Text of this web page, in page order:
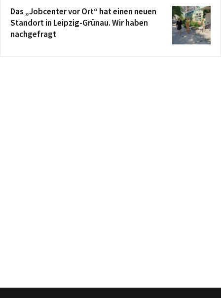
Das „Jobcenter vor Ort“ hat einen neuen
Standort in Leipzig-Grünau. Wir haben
nachgefragt